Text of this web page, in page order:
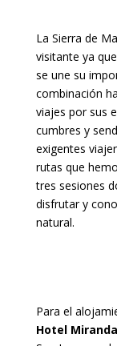
La Sierra de
visitante ya
se une su
combinación
viajes por sus
cumbres y
exigentes
rutas que
tres sesiones
disfrutar y
natural.
Para el
Hotel